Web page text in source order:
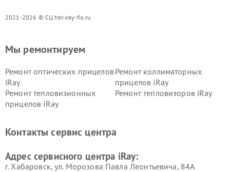
2021-2026 © СЦ hbr.iray-fix.ru
Мы ремонтируем
Ремонт оптических прицелов
iRay
Ремонт коллиматорных
прицелов iRay
Ремонт тепловизионных
прицелов iRay
Ремонт тепловизоров iRay
Контакты сервис центра
Адрес сервисного центра iRay:
г. Хабаровск, ул. Морозова Павла Леонтьевича, 84А